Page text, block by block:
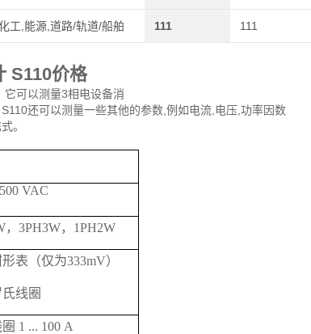
工,能源,道路/轨道/船舶 111 111
S110价格
它可以测量3相电设备消
还可以测量一些其他的参数,例如电流,电压,功率因数
。
VAC
，3PH3W，1PH2W
表（仅为333mV）
线圈
1 ... 100 A